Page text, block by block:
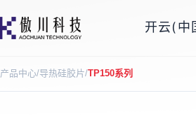
开云(中
产品中心/导热硅胶片/TP150系列